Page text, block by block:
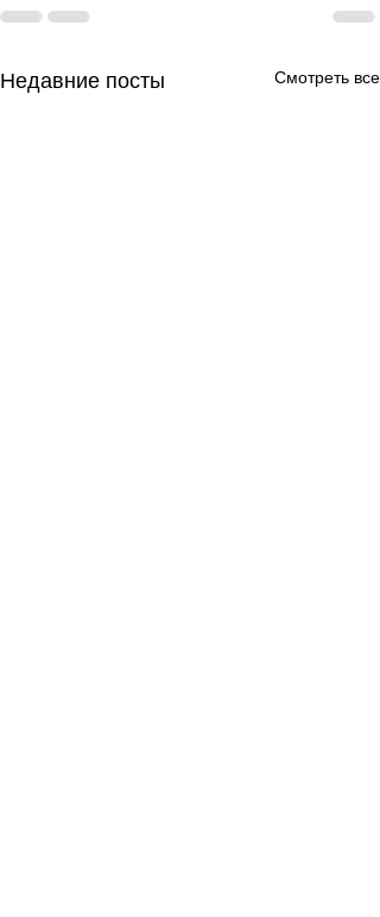
Недавние посты Смотреть все